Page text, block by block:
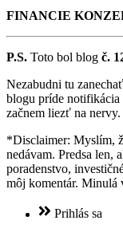
FINANCIE
P.S. Toto bol blog č.
Nezabudni tu
blogu príde
začnem liezť na nervy.
*Disclaimer: Myslím,
nedávam. Predsa len,
poradenstvo,
môj komentár. Minulá
Prihlás sa